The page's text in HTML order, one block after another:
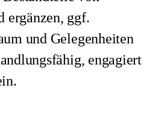
ergänzen, ggf.
und Gelegenheiten
engagiert